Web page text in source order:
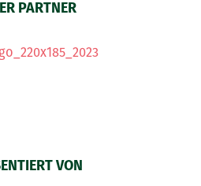
PARTNER
VON